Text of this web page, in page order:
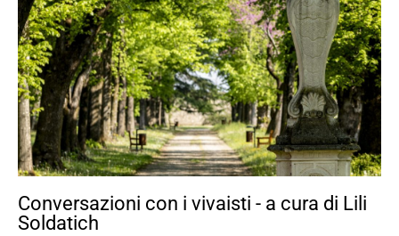
Conversazioni con i vivaisti - a cura di Lili
Soldatich